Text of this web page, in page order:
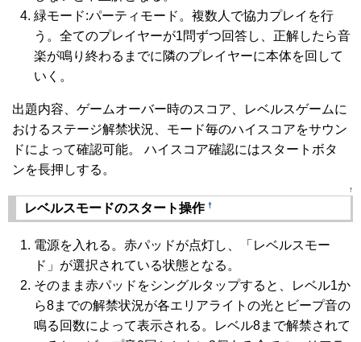
緑モード:パーティモード。複数人で協力プレイを行
う。全てのプレイヤーが1問ずつ回答し、正解したら音
楽が鳴り終わるまでに隣のプレイヤーに本体を回して
いく。
出題内容、ゲームオーバー時のスコア、レベルスゲームに
おけるステージ解禁状況、モード毎のハイスコアをサウン
ドによって確認可能。 ハイスコア確認にはスタートボタ
ンを長押しする。
↑
レベルスモードのスタート操作 †
電源を入れる。赤パッドが点灯し、「レベルスモー
ド」が選択されている状態となる。
そのまま赤パッドをシングルタップすると、レベル1か
ら8までの解禁状況が各エリアライトの光とビープ音の
鳴る回数によって表示される。レベル8まで解禁されて